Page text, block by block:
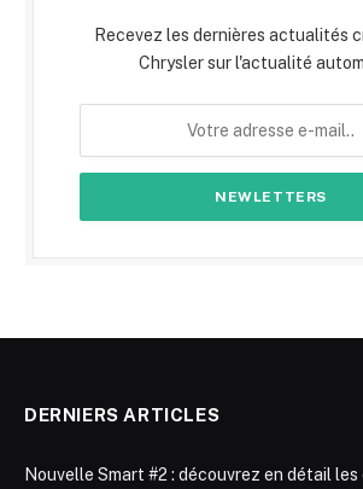
Recevez les dernières actualités
Chrysler sur l'actualité
DERNIERS ARTICLES
Nouvelle Smart #2 : découvrez en détail les